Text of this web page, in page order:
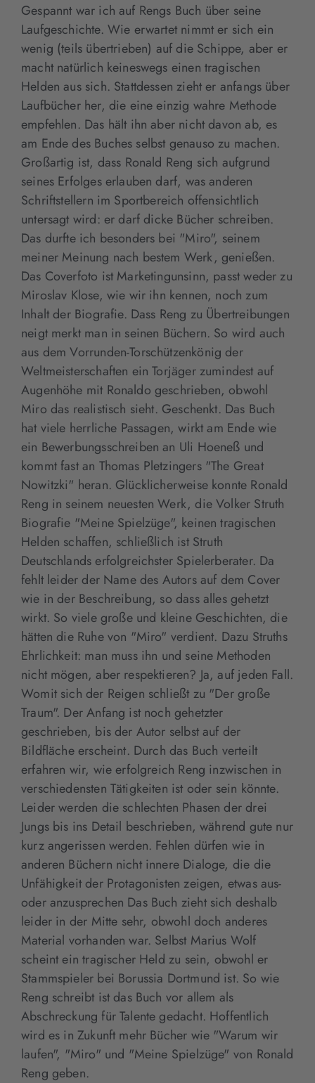
Gespannt war ich auf Rengs Buch über seine
Laufgeschichte. Wie erwartet nimmt er sich ein
wenig (teils übertrieben) auf die Schippe, aber er
macht natürlich keineswegs einen tragischen
Helden aus sich. Stattdessen zieht er anfangs über
Laufbücher her, die eine einzig wahre Methode
empfehlen. Das hält ihn aber nicht davon ab, es
am Ende des Buches selbst genauso zu machen.
Großartig ist, dass Ronald Reng sich aufgrund
seines Erfolges erlauben darf, was anderen
Schriftstellern im Sportbereich offensichtlich
untersagt wird: er darf dicke Bücher schreiben.
Das durfte ich besonders bei "Miro", seinem
meiner Meinung nach bestem Werk, genießen.
Das Coverfoto ist Marketingunsinn, passt weder zu
Miroslav Klose, wie wir ihn kennen, noch zum
Inhalt der Biografie. Dass Reng zu Übertreibungen
neigt merkt man in seinen Büchern. So wird auch
aus dem Vorrunden-Torschützenkönig der
Weltmeisterschaften ein Torjäger zumindest auf
Augenhöhe mit Ronaldo geschrieben, obwohl
Miro das realistisch sieht. Geschenkt. Das Buch
hat viele herrliche Passagen, wirkt am Ende wie
ein Bewerbungsschreiben an Uli Hoeneß und
kommt fast an Thomas Pletzingers "The Great
Nowitzki" heran. Glücklicherweise konnte Ronald
Reng in seinem neuesten Werk, die Volker Struth
Biografie "Meine Spielzüge", keinen tragischen
Helden schaffen, schließlich ist Struth
Deutschlands erfolgreichster Spielerberater. Da
fehlt leider der Name des Autors auf dem Cover
wie in der Beschreibung, so dass alles gehetzt
wirkt. So viele große und kleine Geschichten, die
hätten die Ruhe von "Miro" verdient. Dazu Struths
Ehrlichkeit: man muss ihn und seine Methoden
nicht mögen, aber respektieren? Ja, auf jeden Fall.
Womit sich der Reigen schließt zu "Der große
Traum". Der Anfang ist noch gehetzter
geschrieben, bis der Autor selbst auf der
Bildfläche erscheint. Durch das Buch verteilt
erfahren wir, wie erfolgreich Reng inzwischen in
verschiedensten Tätigkeiten ist oder sein könnte.
Leider werden die schlechten Phasen der drei
Jungs bis ins Detail beschrieben, während gute nur
kurz angerissen werden. Fehlen dürfen wie in
anderen Büchern nicht innere Dialoge, die die
Unfähigkeit der Protagonisten zeigen, etwas aus-
oder anzusprechen Das Buch zieht sich deshalb
leider in der Mitte sehr, obwohl doch anderes
Material vorhanden war. Selbst Marius Wolf
scheint ein tragischer Held zu sein, obwohl er
Stammspieler bei Borussia Dortmund ist. So wie
Reng schreibt ist das Buch vor allem als
Abschreckung für Talente gedacht. Hoffentlich
wird es in Zukunft mehr Bücher wie "Warum wir
laufen", "Miro" und "Meine Spielzüge" von Ronald
Reng geben.